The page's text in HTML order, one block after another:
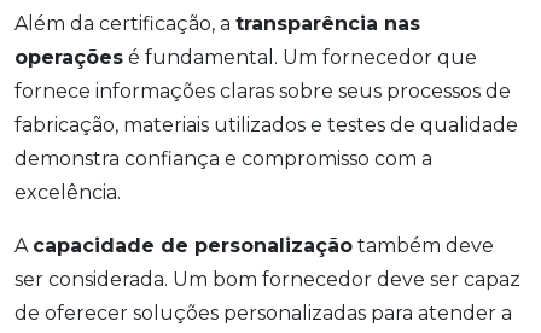
Além da certificação, a transparência nas
operações é fundamental. Um fornecedor que
fornece informações claras sobre seus processos de
fabricação, materiais utilizados e testes de qualidade
demonstra confiança e compromisso com a
excelência.
A capacidade de personalização também deve
ser considerada. Um bom fornecedor deve ser capaz
de oferecer soluções personalizadas para atender a